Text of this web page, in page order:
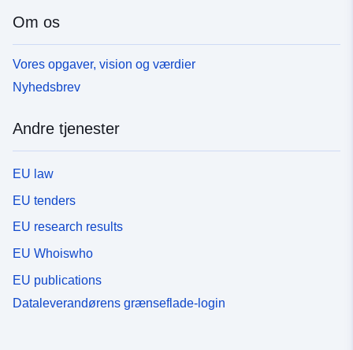
Om os
Vores opgaver, vision og værdier
Nyhedsbrev
Andre tjenester
EU law
EU tenders
EU research results
EU Whoiswho
EU publications
Dataleverandørens grænseflade-login